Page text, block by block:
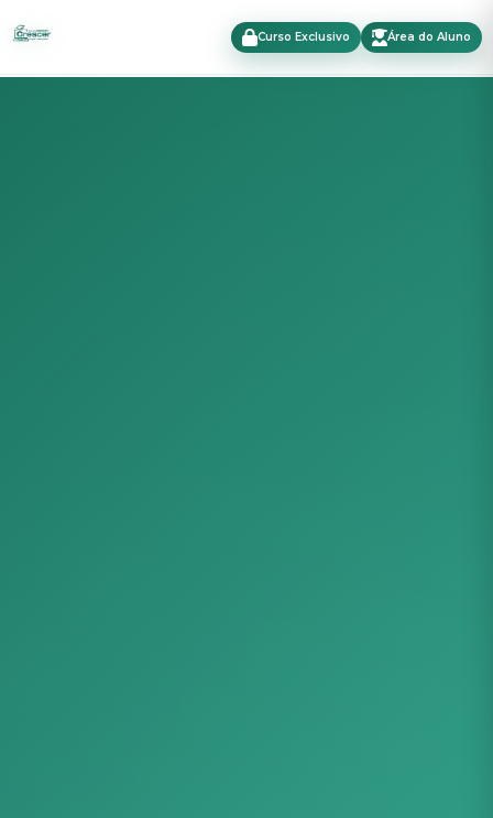
Curso Exclusivo Área do Aluno